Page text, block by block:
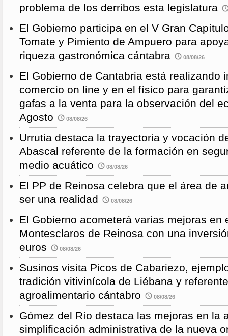
problema de los derribos esta legislatura
El Gobierno participa en el V Gran
Tomate y Pimiento de Ampuero para
riqueza gastronómica cántabra
08/08/26
El Gobierno de Cantabria está realizando
comercio on line y en el físico para
gafas a la venta para la observación del
Agosto
08/08/26
Urrutia destaca la trayectoria y vocación
Abascal referente de la formación en
medio acuático
08/08/26
El PP de Reinosa celebra que el área de
ser una realidad
08/08/26
El Gobierno acometerá varias mejoras en
Montesclaros de Reinosa con una
euros
08/08/26
Susinos visita Picos de Cabariezo,
tradición vitivinícola de Liébana y
agroalimentario cántabro
08/08/26
Gómez del Río destaca las mejoras en la
simplificación administrativa de la nueva